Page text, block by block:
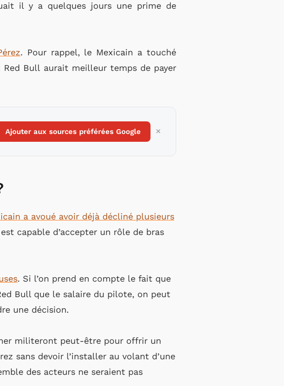
il y a quelques jours une prime de
. Pour rappel, le Mexicain a touché
Bull aurait meilleur temps de payer
Ajouter aux sources préférées Google
a avoué avoir déjà décliné plusieurs
capable d’accepter un rôle de bras
. Si l’on prend en compte le fait que
Bull que le salaire du pilote, on peut
une décision.
militeront peut-être pour offrir un
sans devoir l’installer au volant d’une
des acteurs ne seraient pas